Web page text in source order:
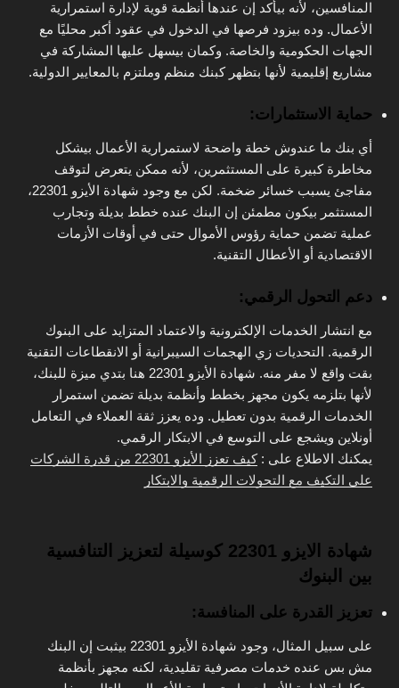
المنافسين، لأنه بيأكد إن عندها أنظمة قوية لإدارة استمرارية
الأعمال. وده بيزود فرصها في الدخول في عقود أكبر محليًا مع
الجهات الحكومية والخاصة. وكمان بيسهل عليها المشاركة في
مشاريع إقليمية لأنها بتظهر كبنك منظم وملتزم بالمعايير الدولية.
حماية الاستثمارات:
أي بنك ما عندوش خطة واضحة لاستمرارية الأعمال بيشكل
مخاطرة كبيرة على المستثمرين، لأنه ممكن يتعرض لتوقف
مفاجئ يسبب خسائر ضخمة. لكن مع وجود شهادة الأيزو 22301،
المستثمر بيكون مطمئن إن البنك عنده خطط بديلة وتجارب
عملية تضمن حماية رؤوس الأموال حتى في أوقات الأزمات
الاقتصادية أو الأعطال التقنية.
دعم التحول الرقمي:
مع انتشار الخدمات الإلكترونية والاعتماد المتزايد على البنوك
الرقمية. التحديات زي الهجمات السيبرانية أو الانقطاعات التقنية
بقت واقع لا مفر منه. شهادة الأيزو 22301 هنا بتدي ميزة للبنك،
لأنها بتلزمه يكون مجهز بخطط وأنظمة بديلة تضمن استمرار
الخدمات الرقمية بدون تعطيل. وده يعزز ثقة العملاء في التعامل
أونلاين ويشجع على التوسع في الابتكار الرقمي.
يمكنك الاطلاع على :
كيف تعزز الأيزو 22301 من قدرة الشركات
على التكيف مع التحولات الرقمية والابتكار
شهادة الايزو 22301 كوسيلة لتعزيز التنافسية
بين البنوك
تعزيز القدرة على المنافسة:
على سبيل المثال، وجود شهادة الأيزو 22301 بيثبت إن البنك
مش بس عنده خدمات مصرفية تقليدية، لكنه مجهز بأنظمة